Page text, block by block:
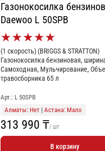
Газонокосилка
Daewoo L 50SPB
★★★★★
(1 скорость) (BRIGGS & STRATTON)
Газонокосилка бензиновая,
Самоходная, Мульчирование,
травосборника 65 л
Арт.: L 50SPB
Алматы: Нет| Астана: Мало
313 990 ₸/ шт
В корзину